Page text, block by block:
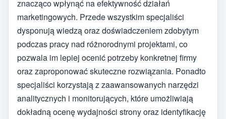
znacząco wpłynąć na efektywność działań
marketingowych. Przede wszystkim specjaliści
dysponują wiedzą oraz doświadczeniem zdobytym
podczas pracy nad różnorodnymi projektami, co
pozwala im lepiej ocenić potrzeby konkretnej firmy
oraz zaproponować skuteczne rozwiązania. Ponadto
specjaliści korzystają z zaawansowanych narzędzi
analitycznych i monitorujących, które umożliwiają
dokładną ocenę wydajności strony oraz identyfikację